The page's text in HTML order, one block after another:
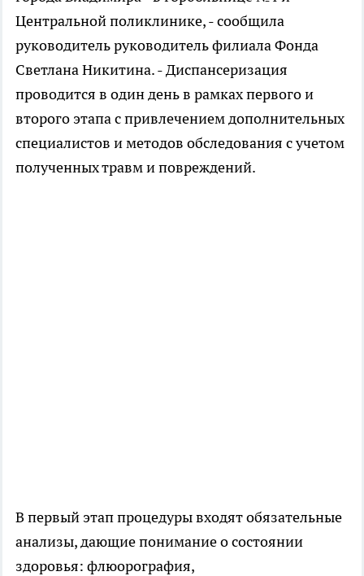
Центральной поликлинике, - сообщила
руководитель руководитель филиала Фонда
Светлана Никитина. - Диспансеризация
проводится в один день в рамках первого и
второго этапа с привлечением дополнительных
специалистов и методов обследования с учетом
полученных травм и повреждений.
В первый этап процедуры входят обязательные
анализы, дающие понимание о состоянии
здоровья: флюорография,